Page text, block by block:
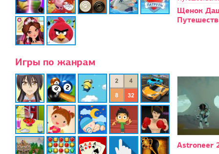
Игры по жанрам
Щенок
Astroneer